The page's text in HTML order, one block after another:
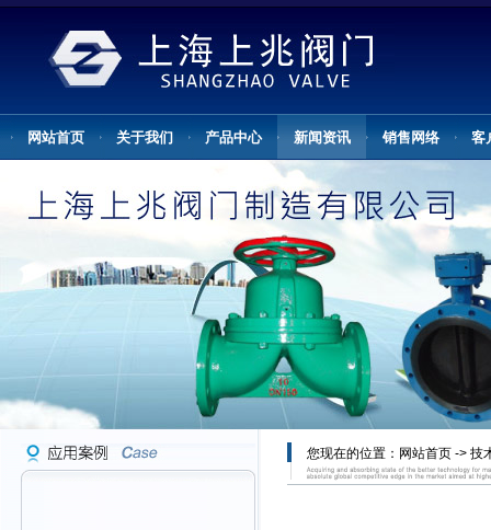
网站首页 关于我们 产品中心 新闻资讯 销售网络 客
您现在的位置： 网站首页 -> 技